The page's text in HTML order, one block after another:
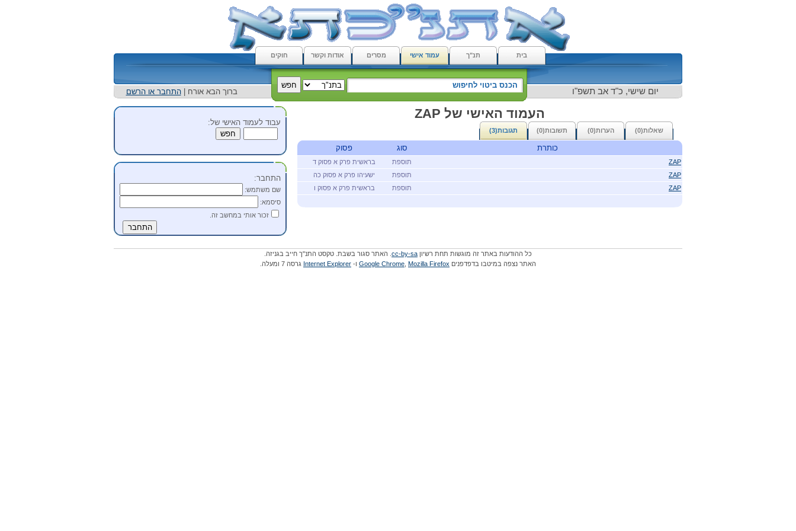
בית תנ"ך עמוד אישי מסרים אודות וקשר חוקים
יום שישי, כ"ד אב תשפ"ו ברוך הבא אורח |התחבר או הרשם
העמוד האישי של ZAP
שאלות(0) הערות(0) תשובות(0) תגובות(3)
כותרת סוג פסוק
ZAP תוספת
בראשית פרק א פסוק ד
ZAP
תוספת
ישעיהו פרק א פסוק כה
ZAP
תוספת בראשית פרק א פסוק ו
עבוד לעמוד האישי של:
התחבר:
שם משתמש:
סיסמא:
זכור אותי במחשב זה.
כל ההודעות באתר זה מוגשות תחת רשיון cc-by-sa . האתר סגור בשבת. טקסט התנ"ך חייב בגניזה.
האתר נצפה במיטבו בדפדפנים
Google Chrome Mozilla Firefox ו- Internet Explorer גרסה 7 ומעלה.